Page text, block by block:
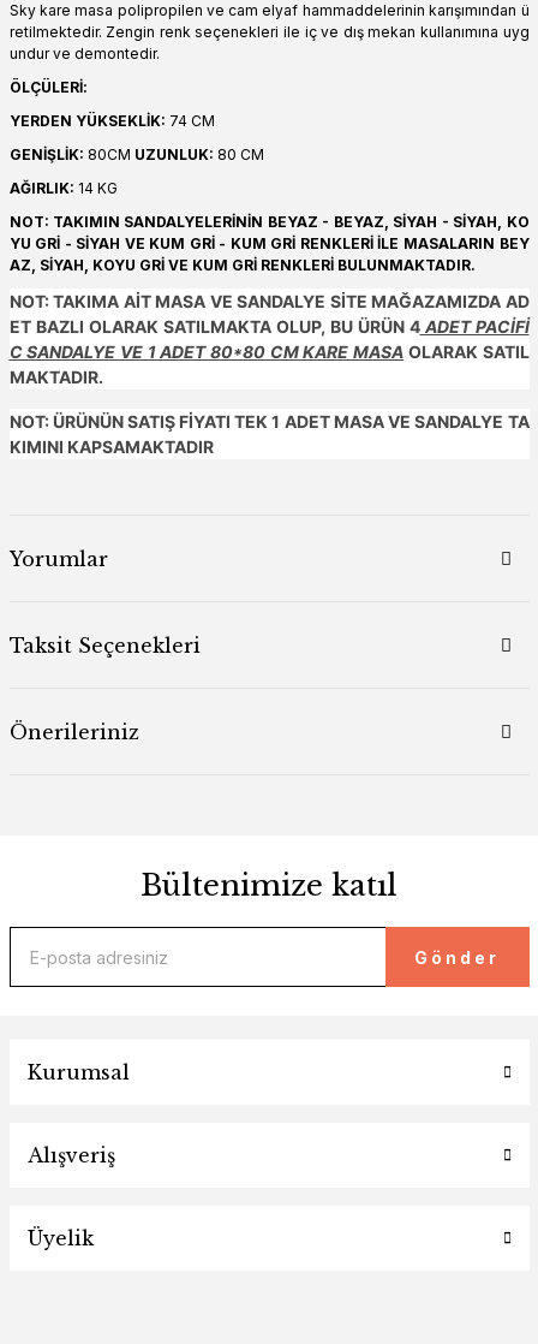
Sky kare masa polipropilen ve cam elyaf hammaddelerinin karışımından ü
retilmektedir. Zengin renk seçenekleri ile iç ve dış mekan kullanımına uyg
undur ve demontedir.
ÖLÇÜLERİ:
YERDEN YÜKSEKLİK: 74 CM
GENİŞLİK: 80CM UZUNLUK: 80 CM
AĞIRLIK: 14 KG
NOT: TAKIMIN SANDALYELERİNİN BEYAZ - BEYAZ, SİYAH - SİYAH, KO
YU GRİ - SİYAH VE KUM GRİ - KUM GRİ RENKLERİ İLE MASALARIN BEY
AZ, SİYAH, KOYU GRİ VE KUM GRİ RENKLERİ BULUNMAKTADIR.
NOT: TAKIMA AİT MASA VE SANDALYE SİTE MAĞAZAMIZDA AD
ET BAZLI OLARAK SATILMAKTA OLUP, BU ÜRÜN 4ADET PACİFİ
C SANDALYE VE 1 ADET 80*80 CM KARE MASA OLARAK SATIL
MAKTADIR.
NOT: ÜRÜNÜN SATIŞ FİYATI TEK 1 ADET MASA VE SANDALYE TA
KIMINI KAPSAMAKTADIR
Yorumlar
Taksit Seçenekleri
Önerileriniz
Bültenimize katıl
Gönder
Kurumsal
Alışveriş
Üyelik